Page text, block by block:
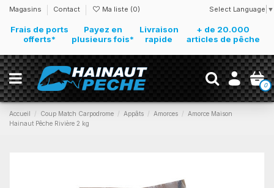
Magasins Contact Ma liste (0) Select Language ▼
Frais de ports
offerts*
Payez en
plusieurs fois*
Livraison
rapide
+ de 20.000
articles de pêche
0
Accueil Coup Match Carpodrome Appâts Amorces
Amorce Maison
Hainaut Pêche Rivière 2 kg